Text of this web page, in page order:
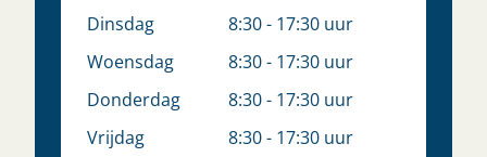
Dinsdag
8:30 - 17:30 uur
Woensdag
8:30 - 17:30 uur
Donderdag
8:30 - 17:30 uur
Vrijdag
8:30 - 17:30 uur